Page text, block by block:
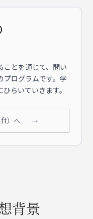
ことを通じて、問い
プログラムです。学
らいていきます。
）へ
背景